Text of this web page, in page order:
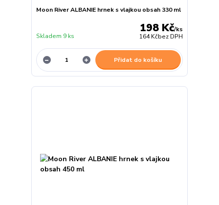
Moon River ALBANIE hrnek s vlajkou obsah 330 ml
198 Kč/ks
164 Kčbez DPH
Skladem 9 ks
Přidat do košíku